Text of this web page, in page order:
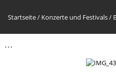
Startseite/ Konzerte und Festivals/